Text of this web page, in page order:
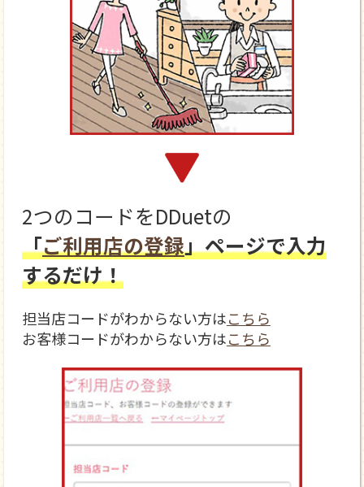
2つのコードをDDuetの
「ご利用店の登録」ページで入力
するだけ！
担当店コードがわからない方はこちら
お客様コードがわからない方はこちら